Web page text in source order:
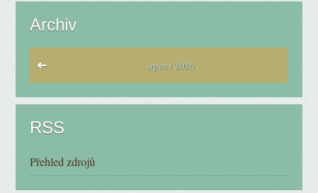
Archiv
srpen / 2026
RSS
Přehled zdrojů